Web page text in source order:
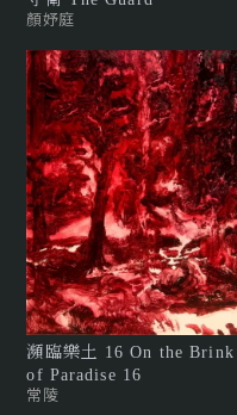
顏妤庭
瀕臨樂土 16 On the Brink
of Paradise 16
常陵